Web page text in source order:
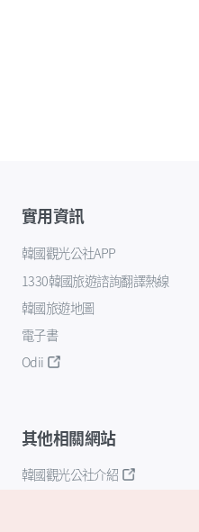
實用資訊
韓國觀光公社APP
1330韓國旅遊諮詢翻譯熱線
韓國旅遊地圖
電子書
Odii
其他相關網站
韓國觀光公社介紹